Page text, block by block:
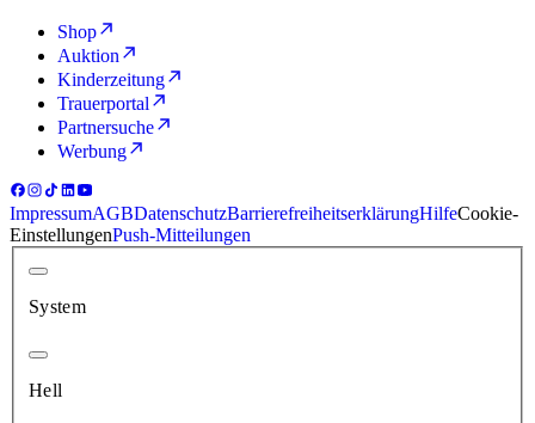
Shop
Auktion
Kinderzeitung
Trauerportal
Partnersuche
Werbung
ImpressumAGBDatenschutzBarrierefreiheitserklärungHilfeCookie-
EinstellungenPush-Mitteilungen
System
Hell